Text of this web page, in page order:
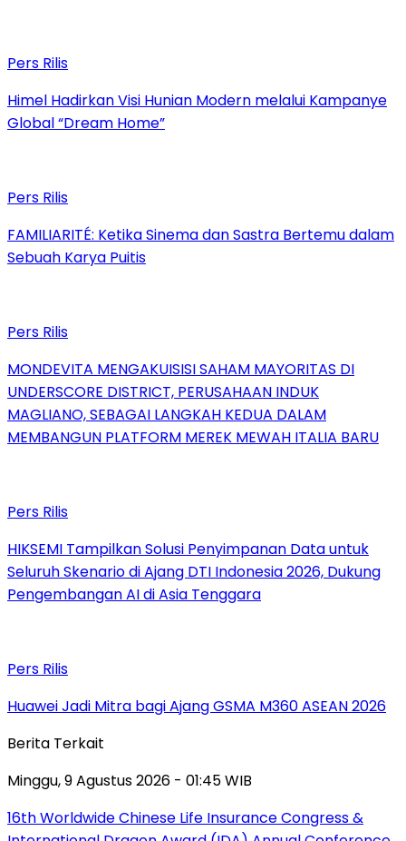
Pers Rilis
Himel Hadirkan Visi Hunian Modern melalui Kampanye
Global “Dream Home”
Pers Rilis
FAMILIARITÉ: Ketika Sinema dan Sastra Bertemu dalam
Sebuah Karya Puitis
Pers Rilis
MONDEVITA MENGAKUISISI SAHAM MAYORITAS DI
UNDERSCORE DISTRICT, PERUSAHAAN INDUK
MAGLIANO, SEBAGAI LANGKAH KEDUA DALAM
MEMBANGUN PLATFORM MEREK MEWAH ITALIA BARU
Pers Rilis
HIKSEMI Tampilkan Solusi Penyimpanan Data untuk
Seluruh Skenario di Ajang DTI Indonesia 2026, Dukung
Pengembangan AI di Asia Tenggara
Pers Rilis
Huawei Jadi Mitra bagi Ajang GSMA M360 ASEAN 2026
Berita Terkait
Minggu, 9 Agustus 2026 - 01:45 WIB
16th Worldwide Chinese Life Insurance Congress &